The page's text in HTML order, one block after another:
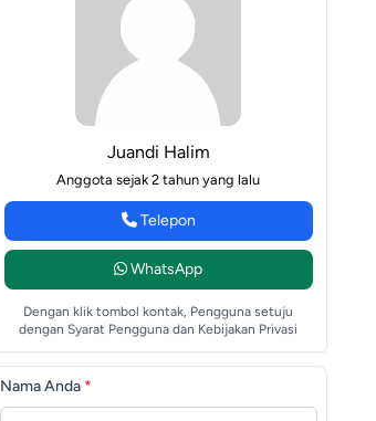
Juandi Halim
Anggota sejak 2 tahun yang lalu
Telepon
WhatsApp
Dengan klik tombol kontak, Pengguna setuju
dengan Syarat Pengguna dan Kebijakan Privasi
Nama Anda *